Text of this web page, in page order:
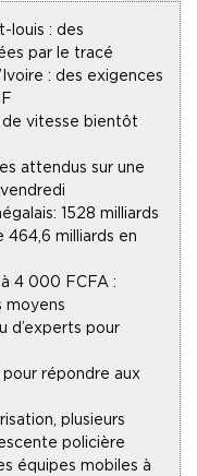
louis : des
par le tracé
: des exigences
de vitesse bientôt
attendus sur une
: 1528 milliards
milliards en
4 000 FCFA :
moyens
d’experts pour
pour répondre aux
plusieurs
policière
équipes mobiles à